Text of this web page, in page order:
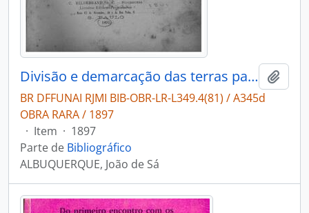
Divisão e demarcação das terras particulares
BR DFFUNAI RJMI BIB-OBR-LR-L349.4(81) / A345d
OBRA RARA / 1897
· Item · 1897
Parte de Bibliográfico
ALBUQUERQUE, João de Sá